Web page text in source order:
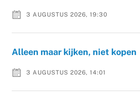
3 AUGUSTUS 2026, 19:30
Alleen maar kijken, niet kopen
3 AUGUSTUS 2026, 14:01